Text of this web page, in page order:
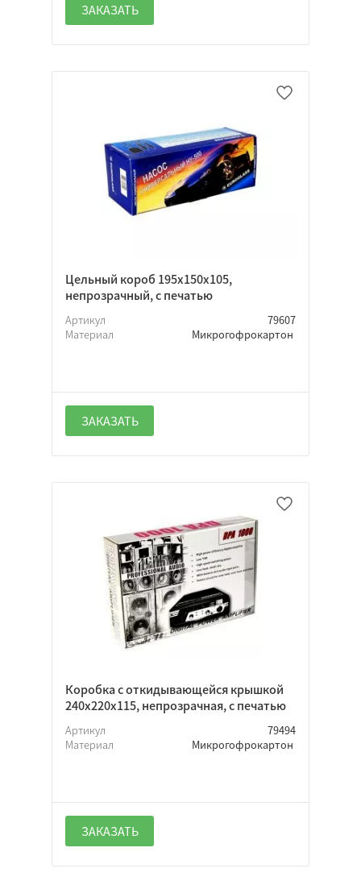
ЗАКАЗАТЬ
Цельный короб 195х150х105,
непрозрачный, с печатью
Артикул
79607
Материал
Микрогофрокартон
ЗАКАЗАТЬ
Коробка с откидывающейся крышкой
240х220х115, непрозрачная, с печатью
Артикул
79494
Материал
Микрогофрокартон
ЗАКАЗАТЬ